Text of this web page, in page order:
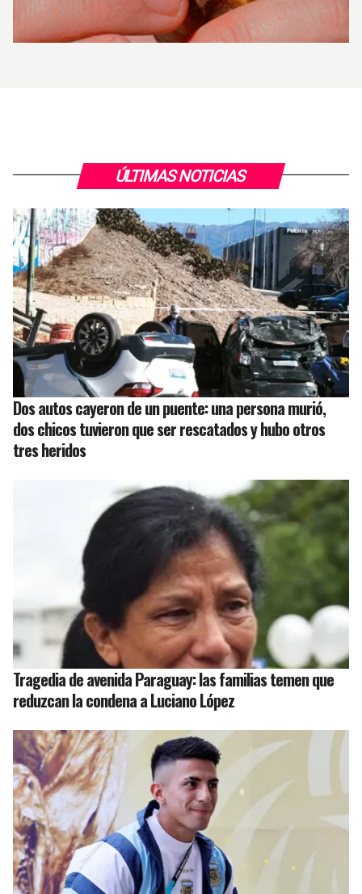
ÚLTIMAS NOTICIAS
Dos autos cayeron de un puente: una persona murió,
dos chicos tuvieron que ser rescatados y hubo otros
tres heridos
Tragedia de avenida Paraguay: las familias temen que
reduzcan la condena a Luciano López